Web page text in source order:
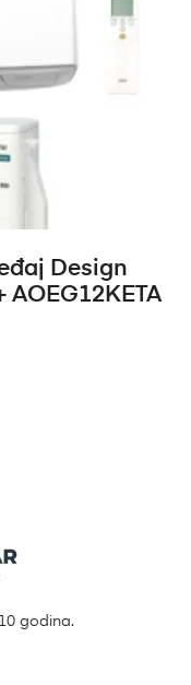
Design
AOEG12KETA
godina.